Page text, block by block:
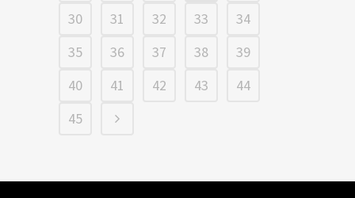
30
31 32 33
34
35
36 37 38
39
40
41 42 43
44
45